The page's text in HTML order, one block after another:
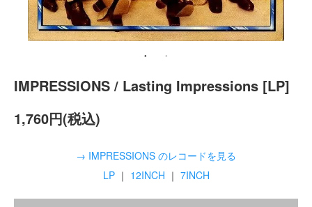
IMPRESSIONS / Lasting Impressions [LP]
1,760円(税込)
→ IMPRESSIONS のレコードを見る
LP｜ 12INCH ｜ 7INCH